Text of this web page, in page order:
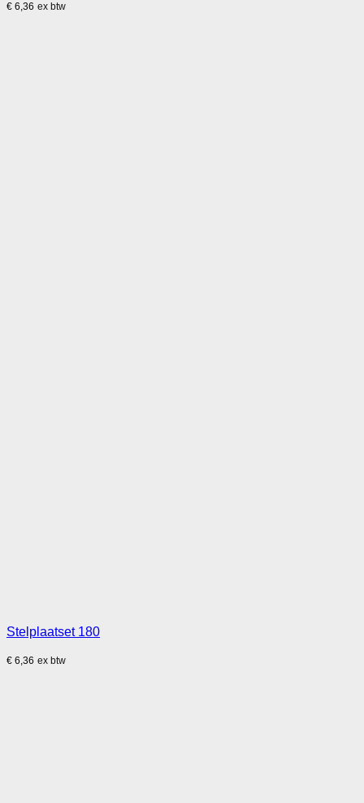
€ 6,36 ex btw
Stelplaatset 180
€ 6,36 ex btw